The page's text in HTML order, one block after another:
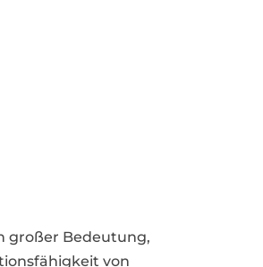
großer Bedeutung,
von